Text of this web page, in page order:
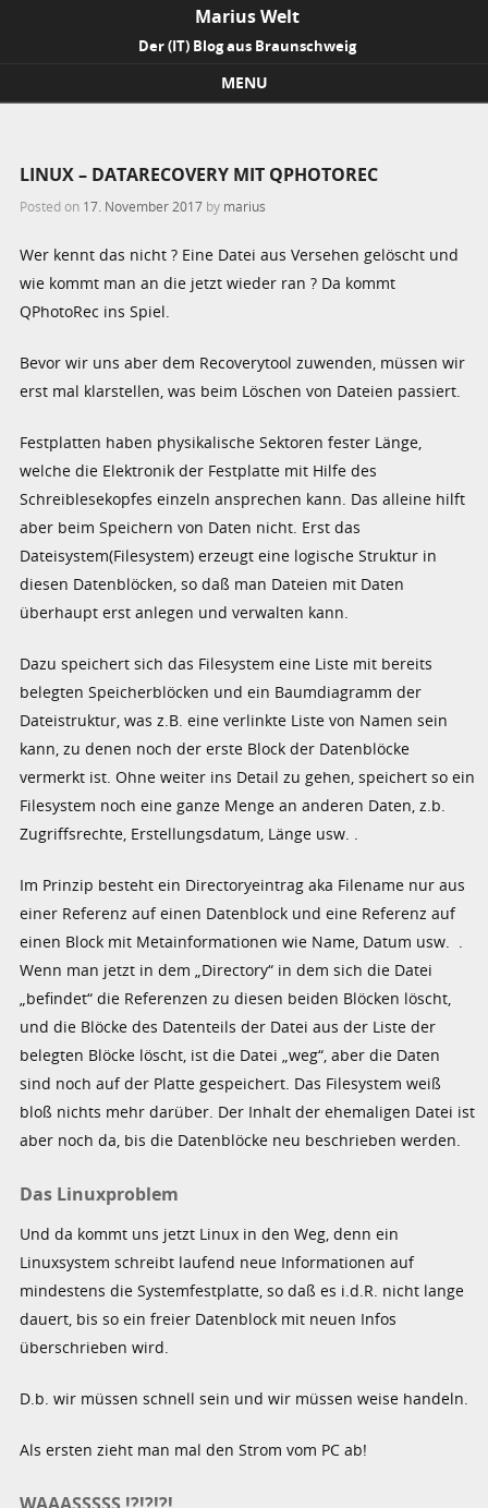
Marius Welt
Der (IT) Blog aus Braunschweig
MENU
LINUX – DATARECOVERY MIT QPHOTOREC
Posted on 17. November 2017 by marius
Wer kennt das nicht ? Eine Datei aus Versehen gelöscht und
wie kommt man an die jetzt wieder ran ? Da kommt
QPhotoRec ins Spiel.
Bevor wir uns aber dem Recoverytool zuwenden, müssen wir
erst mal klarstellen, was beim Löschen von Dateien passiert.
Festplatten haben physikalische Sektoren fester Länge,
welche die Elektronik der Festplatte mit Hilfe des
Schreiblesekopfes einzeln ansprechen kann. Das alleine hilft
aber beim Speichern von Daten nicht. Erst das
Dateisystem(Filesystem) erzeugt eine logische Struktur in
diesen Datenblöcken, so daß man Dateien mit Daten
überhaupt erst anlegen und verwalten kann.
Dazu speichert sich das Filesystem eine Liste mit bereits
belegten Speicherblöcken und ein Baumdiagramm der
Dateistruktur, was z.B. eine verlinkte Liste von Namen sein
kann, zu denen noch der erste Block der Datenblöcke
vermerkt ist. Ohne weiter ins Detail zu gehen, speichert so ein
Filesystem noch eine ganze Menge an anderen Daten, z.b.
Zugriffsrechte, Erstellungsdatum, Länge usw. .
Im Prinzip besteht ein Directoryeintrag aka Filename nur aus
einer Referenz auf einen Datenblock und eine Referenz auf
einen Block mit Metainformationen wie Name, Datum usw. .
Wenn man jetzt in dem „Directory“ in dem sich die Datei
„befindet“ die Referenzen zu diesen beiden Blöcken löscht,
und die Blöcke des Datenteils der Datei aus der Liste der
belegten Blöcke löscht, ist die Datei „weg“, aber die Daten
sind noch auf der Platte gespeichert. Das Filesystem weiß
bloß nichts mehr darüber. Der Inhalt der ehemaligen Datei ist
aber noch da, bis die Datenblöcke neu beschrieben werden.
Das Linuxproblem
Und da kommt uns jetzt Linux in den Weg, denn ein
Linuxsystem schreibt laufend neue Informationen auf
mindestens die Systemfestplatte, so daß es i.d.R. nicht lange
dauert, bis so ein freier Datenblock mit neuen Infos
überschrieben wird.
D.b. wir müssen schnell sein und wir müssen weise handeln.
Als ersten zieht man mal den Strom vom PC ab!